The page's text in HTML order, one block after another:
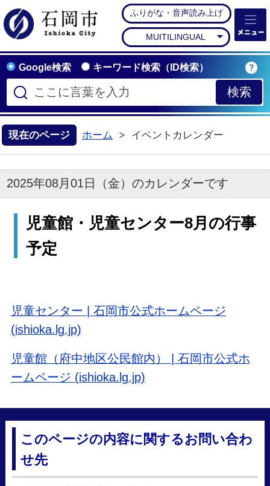
石岡市公式ホームペー
ふりがな・音声読み上げ
MUITILINGUAL
Google検索 キーワード検索（ID検索）
現在のページ ホーム イベントカレンダー
2025年08月01日（金）のカレンダーです
児童館・児童センター8月の行事
予定
児童センター | 石岡市公式ホームページ
(ishioka.lg.jp)
児童館（府中地区公民館内） | 石岡市公式ホ
ームページ (ishioka.lg.jp)
このページの内容に関するお問い合わ
せ先